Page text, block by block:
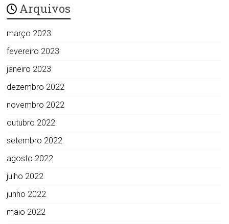
Arquivos
março 2023
fevereiro 2023
janeiro 2023
dezembro 2022
novembro 2022
outubro 2022
setembro 2022
agosto 2022
julho 2022
junho 2022
maio 2022